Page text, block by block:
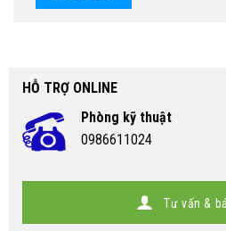
HỖ TRỢ ONLINE
Phòng kỹ thuật
0986611024
Tư vấn &